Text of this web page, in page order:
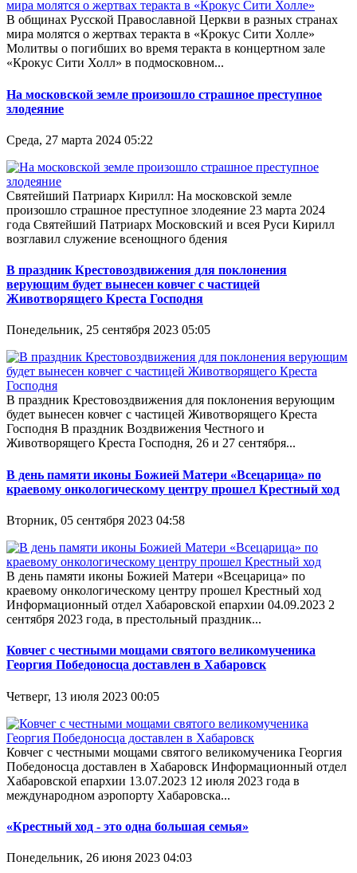
В общинах Русской Православной Церкви в разных странах
мира молятся о жертвах теракта в «Крокус Сити Холле»
Молитвы о погибших во время теракта в концертном зале
«Крокус Сити Холл» в подмосковном...
На московской земле произошло страшное преступное
злодеяние
Среда, 27 марта 2024 05:22
Святейший Патриарх Кирилл: На московской земле
произошло страшное преступное злодеяние 23 марта 2024
года Святейший Патриарх Московский и всея Руси Кирилл
возглавил служение всенощного бдения
В праздник Крестовоздвижения для поклонения
верующим будет вынесен ковчег с частицей
Животворящего Креста Господня
Понедельник, 25 сентября 2023 05:05
В праздник Крестовоздвижения для поклонения верующим
будет вынесен ковчег с частицей Животворящего Креста
Господня В праздник Воздвижения Честного и
Животворящего Креста Господня, 26 и 27 сентября...
В день памяти иконы Божией Матери «Всецарица» по
краевому онкологическому центру прошел Крестный ход
Вторник, 05 сентября 2023 04:58
В день памяти иконы Божией Матери «Всецарица» по
краевому онкологическому центру прошел Крестный ход
Информационный отдел Хабаровской епархии 04.09.2023 2
сентября 2023 года, в престольный праздник...
Ковчег с честными мощами святого великомученика
Георгия Победоносца доставлен в Хабаровск
Четверг, 13 июля 2023 00:05
Ковчег с честными мощами святого великомученика Георгия
Победоносца доставлен в Хабаровск Информационный отдел
Хабаровской епархии 13.07.2023 12 июля 2023 года в
международном аэропорту Хабаровска...
«Крестный ход - это одна большая семья»
Понедельник, 26 июня 2023 04:03